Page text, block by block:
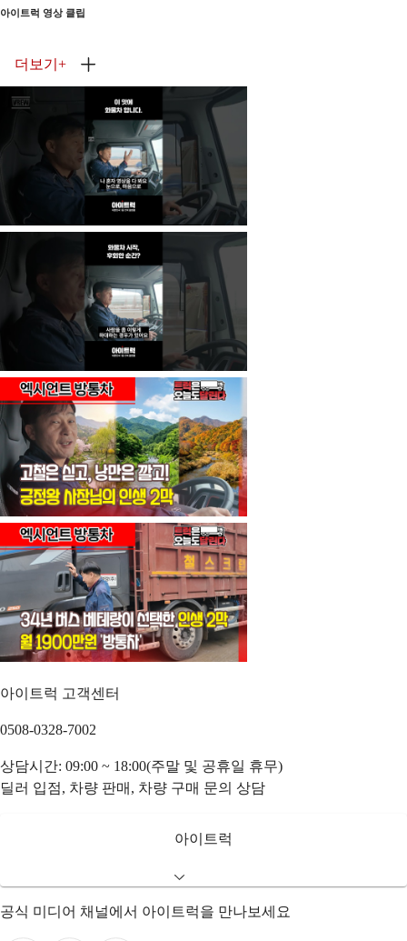
아이트럭 영상 클립
더보기 +
아이트럭 고객센터
0508-0328-7002
상담시간: 09:00 ~ 18:00(주말 및 공휴일 휴무)
딜러 입점, 차량 판매, 차량 구매 문의 상담
아이트럭
공식 미디어 채널에서 아이트럭을 만나보세요